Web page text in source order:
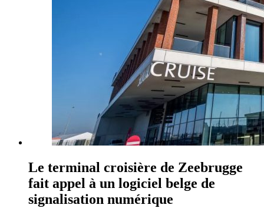
Le terminal croisière de Zeebrugge
fait appel à un logiciel belge de
signalisation numérique